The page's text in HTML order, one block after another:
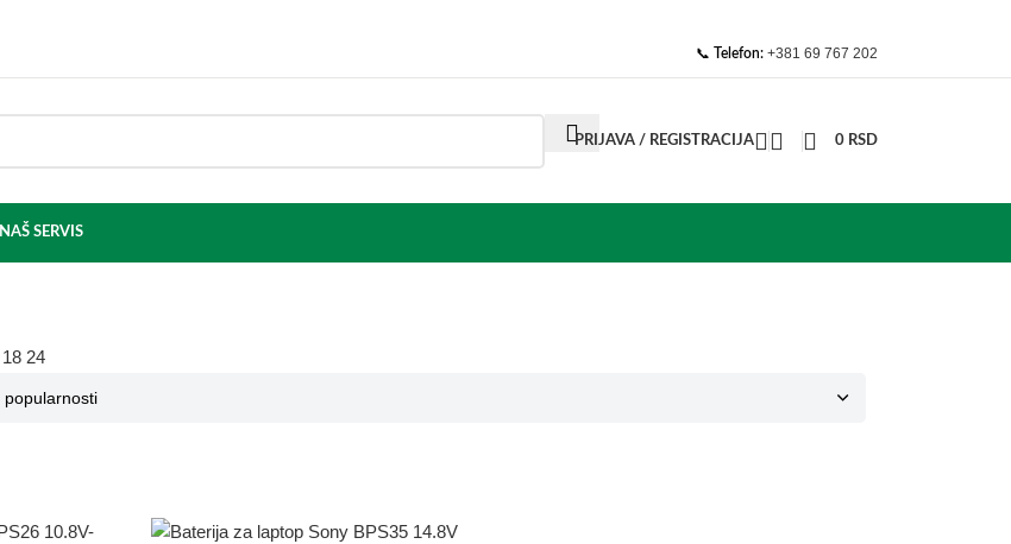
📞 Telefon: +381 69 767 202
PRIJAVA / REGISTRACIJA 0 RSD
NAŠ SERVIS
18 24